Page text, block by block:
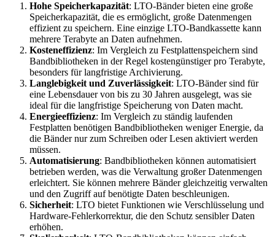
Hohe Speicherkapazität: LTO-Bänder bieten eine große
Speicherkapazität, die es ermöglicht, große Datenmengen
effizient zu speichern. Eine einzige LTO-Bandkassette kann
mehrere Terabyte an Daten aufnehmen.
Kosteneffizienz: Im Vergleich zu Festplattenspeichern sind
Bandbibliotheken in der Regel kostengünstiger pro Terabyte,
besonders für langfristige Archivierung.
Langlebigkeit und Zuverlässigkeit: LTO-Bänder sind für
eine Lebensdauer von bis zu 30 Jahren ausgelegt, was sie
ideal für die langfristige Speicherung von Daten macht.
Energieeffizienz: Im Vergleich zu ständig laufenden
Festplatten benötigen Bandbibliotheken weniger Energie, da
die Bänder nur zum Schreiben oder Lesen aktiviert werden
müssen.
Automatisierung: Bandbibliotheken können automatisiert
betrieben werden, was die Verwaltung großer Datenmengen
erleichtert. Sie können mehrere Bänder gleichzeitig verwalten
und den Zugriff auf benötigte Daten beschleunigen.
Sicherheit: LTO bietet Funktionen wie Verschlüsselung und
Hardware-Fehlerkorrektur, die den Schutz sensibler Daten
erhöhen.